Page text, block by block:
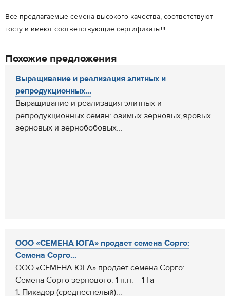
Все предлагаемые семена высокого качества, соответствуют
госту и имеют соответствующие сертификаты!!!
Похожие предложения
Выращивание и реализация элитных и
репродукционных...
Выращивание и реализация элитных и
репродукционных семян: озимых зерновых,яровых
зерновых и зернобобовых...
ООО «СЕМЕНА ЮГА» продает семена Сорго:
Семена Сорго...
ООО «СЕМЕНА ЮГА» продает семена Сорго:
Семена Сорго зернового: 1 п.н. = 1 Га
1. Пикадор (среднеспелый)...